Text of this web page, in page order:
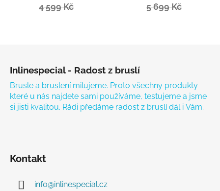
4 599 Kč 5 699 Kč
Inlinespecial - Radost z bruslí
Brusle a bruslení milujeme. Proto všechny produkty
které u nás najdete sami používáme, testujeme a jsme
si jisti kvalitou. Rádi předáme radost z bruslí dál i Vám.
Kontakt
info@inlinespecial.cz